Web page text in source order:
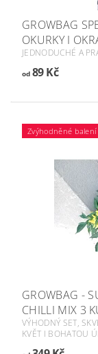
GROWBAG
OKURKY I
JEDNODUCHÉ A
od89 Kč
Zvýhodněné balení
GROWBAG -
CHILLI MIX 3
VÝHODNÝ SET,
KVĚT I BOHATOU